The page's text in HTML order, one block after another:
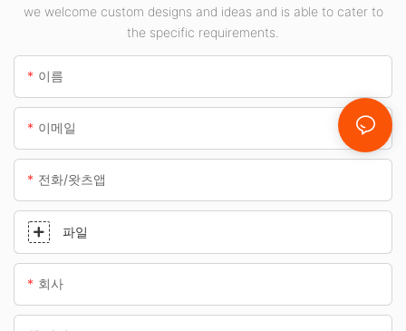
다.
we welcome custom designs and ideas and is able to cater to
the specific requirements.
이름
이메일
전화/왓츠앱
파일
회사